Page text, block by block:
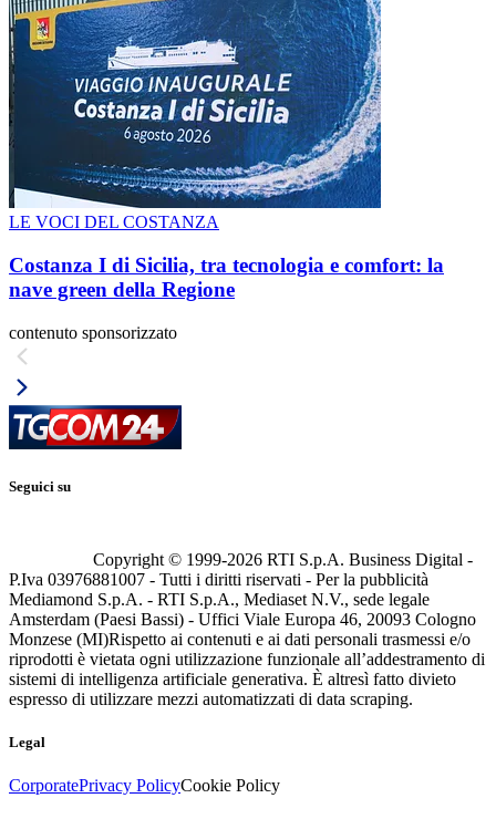
LE VOCI DEL COSTANZA
Costanza I di Sicilia, tra tecnologia e comfort: la
nave green della Regione
contenuto sponsorizzato
Seguici su
Copyright © 1999-2026 RTI S.p.A. Business Digital -
P.Iva 03976881007 - Tutti i diritti riservati - Per la pubblicità
Mediamond S.p.A. - RTI S.p.A., Mediaset N.V., sede legale
Amsterdam (Paesi Bassi) - Uffici Viale Europa 46, 20093 Cologno
Monzese (MI)Rispetto ai contenuti e ai dati personali trasmessi e/o
riprodotti è vietata ogni utilizzazione funzionale all’addestramento di
sistemi di intelligenza artificiale generativa. È altresì fatto divieto
espresso di utilizzare mezzi automatizzati di data scraping.
Legal
CorporatePrivacy PolicyCookie Policy